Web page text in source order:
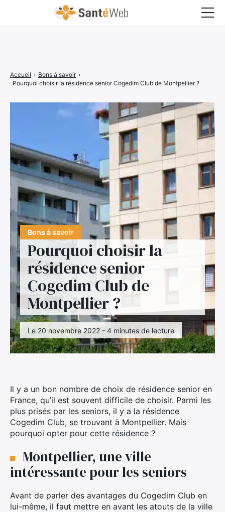
Bons à savoir
Pourquoi choisir la
résidence senior
Cogedim Club de
Montpellier ?
Le 20 novembre 2022 - 4 minutes de lecture
Accueil › Bons à savoir ›
Pourquoi choisir la résidence senior Cogedim Club de Montpellier ?
Il y a un bon nombre de choix de résidence senior en
France, qu’il est souvent difficile de choisir. Parmi les
plus prisés par les seniors, il y a la résidence
Cogedim Club, se trouvant à Montpellier. Mais
pourquoi opter pour cette résidence ?
Montpellier, une ville
intéressante pour les seniors
Avant de parler des avantages du Cogedim Club en
lui-même, il faut mettre en avant les atouts de la ville
Chirurgie
Grossesse
Médecine
Psychologie
Santé pratique
Sexualité